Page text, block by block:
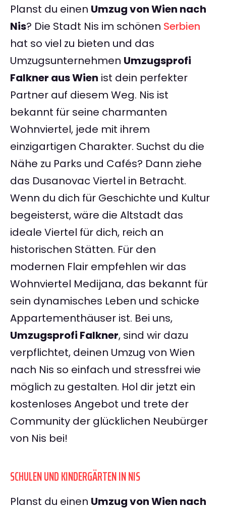
Planst du einen Umzug von Wien nach
Nis? Die Stadt Nis im schönen Serbien
hat so viel zu bieten und das
Umzugsunternehmen Umzugsprofi
Falkner aus Wien ist dein perfekter
Partner auf diesem Weg. Nis ist
bekannt für seine charmanten
Wohnviertel, jede mit ihrem
einzigartigen Charakter. Suchst du die
Nähe zu Parks und Cafés? Dann ziehe
das Dusanovac Viertel in Betracht.
Wenn du dich für Geschichte und Kultur
begeisterst, wäre die Altstadt das
ideale Viertel für dich, reich an
historischen Stätten. Für den
modernen Flair empfehlen wir das
Wohnviertel Medijana, das bekannt für
sein dynamisches Leben und schicke
Appartementhäuser ist. Bei uns,
Umzugsprofi Falkner, sind wir dazu
verpflichtet, deinen Umzug von Wien
nach Nis so einfach und stressfrei wie
möglich zu gestalten. Hol dir jetzt ein
kostenloses Angebot und trete der
Community der glücklichen Neubürger
von Nis bei!
SCHULEN UND KINDERGÄRTEN IN NIS
Planst du einen Umzug von Wien nach